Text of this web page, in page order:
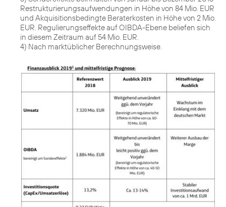
Restrukturierungsaufwendungen in Höhe von 84 Mio. EUR
und Akquisitionsbedingte Beraterkosten in Höhe von 2 Mio.
EUR. Regulierungseffekte auf OIBDA-Ebene beliefen sich
in diesem Zeitraum auf 54 Mio. EUR.
4) Nach marktüblicher Berechnungsweise.